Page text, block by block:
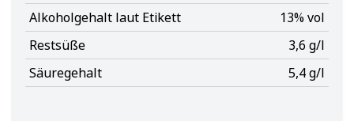
Alkoholgehalt laut Etikett
13% vol
Restsüße
3,6 g/l
Säuregehalt
5,4 g/l